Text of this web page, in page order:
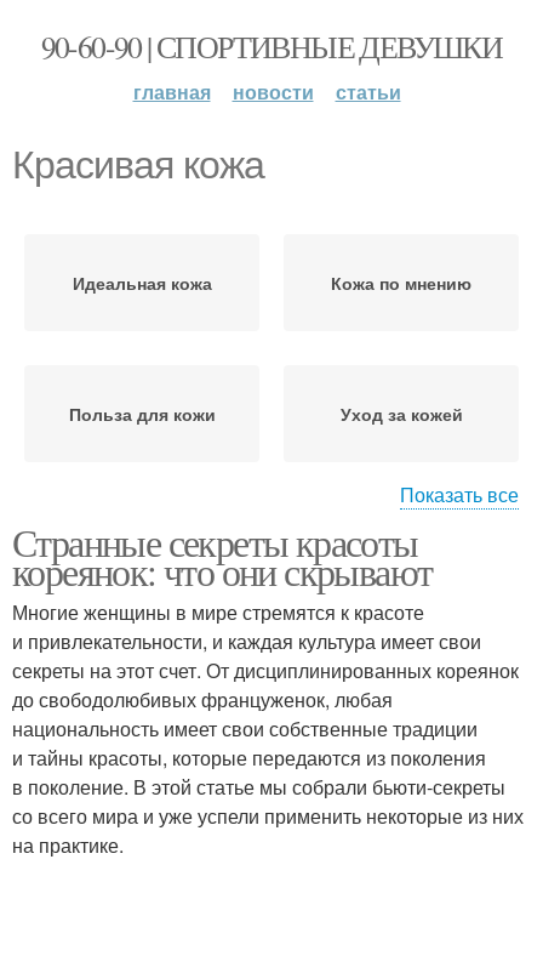
90-60-90 | СПОРТИВНЫЕ ДЕВУШКИ
главная новости статьи
Красивая кожа
Идеальная кожа Кожа по мнению
Польза для кожи Уход за кожей
простым средствам
Пятна на коже
Светлая кожа Кожи от солнца
Крем на кожу Увлажненная кожа
Показать все
Странные секреты красоты
кореянок: что они скрывают
Многие женщины в мире стремятся к красоте
и привлекательности, и каждая культура имеет свои
секреты на этот счет. От дисциплинированных кореянок
до свободолюбивых француженок, любая
национальность имеет свои собственные традиции
и тайны красоты, которые передаются из поколения
в поколение. В этой статье мы собрали бьюти-секреты
со всего мира и уже успели применить некоторые из них
на практике.